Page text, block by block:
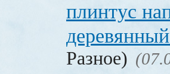
плинтус
Разное)